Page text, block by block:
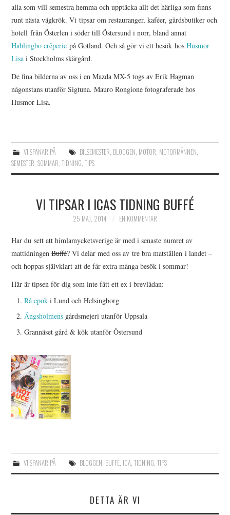
alla som vill semestra hemma och upptäcka allt det härliga som finns
runt nästa vägkrök. Vi tipsar om restauranger, kaféer, gårdsbutiker och
hotell från Österlen i söder till Östersund i norr, bland annat
Hablingbo crêperie på Gotland. Och så gör vi ett besök hosHusmor
Lisa i Stockholms skärgård.
De fina bilderna av oss i en Mazda MX-5 togs av Erik Hagman
någonstans utanför Sigtuna. Mauro Rongione fotograferade hos
Husmor Lisa.
VI SPANAR PÅ BILSEMESTER, BLOGGEN, MOTOR, MOTORMÄNNEN,
SEMESTER,SOMMAR,TIDNING,TIPS
VI TIPSAR I ICAS TIDNING BUFFÉ
25 MAJ, 2014 EN KOMMENTAR
Har du sett att himlamycketsverige är med i senaste numret av
mattidningenBuffé? Vi delar med oss av tre bra matställen i landet –
och hoppas självklart att de får extra många besök i sommar!
Här är tipsen för dig som inte fått ett ex i brevlådan:
Rå epok i Lund och Helsingborg
Ängsholmens gårdsmejeri utanför Uppsala
Grannäset gård & kök utanför Östersund
VI SPANAR PÅ BLOGGEN, BUFFÉ, ICA, TIDNING, TIPS
DETTA ÄR VI